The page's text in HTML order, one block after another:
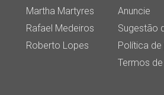
Martha Martyres
Rafael Medeiros
Roberto Lopes
Anuncie
Sugestão
Política
Termos